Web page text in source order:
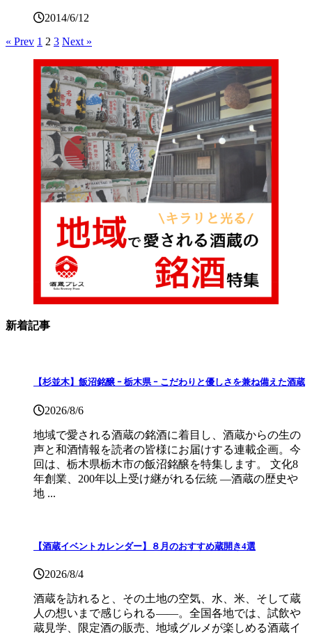
2014/6/12
« Prev 1 2 3 Next »
新着記事
【杉並木】飯沼銘醸 ｰ 栃木県 ｰ こだわりと優しさを兼ね備えた酒蔵
2026/8/6
地域で愛される酒蔵の銘酒に着目し、酒蔵からの生の
声と和酒情報を読者の皆様にお届けする連載企画。今
回は、栃木県栃木市の飯沼銘醸を特集します。 文化8
年創業、200年以上受け継がれる伝統 ―酒蔵の歴史や
地 ...
【酒蔵イベントカレンダー】８月のおすすめ蔵開き4選
2026/8/4
酒蔵を訪れると、その土地の空気、水、米、そして蔵
人の想いまで感じられる——。全国各地では、試飲や
蔵見学、限定酒の販売、地域グルメが楽しめる酒蔵イ